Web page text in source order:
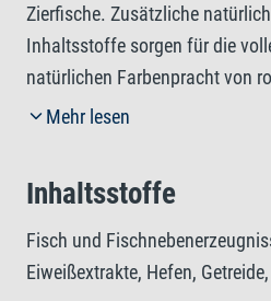
Zierfische. Zusätzliche
Inhaltsstoffe sorgen für die
natürlichen Farbenpracht von
Fischen. Die farbverstärkende
Wasser absinken und eignet
die in der mittleren
einzigartige Rezeptur mit
Mehr lesen
Inhaltsstoffe
Fisch und
Eiweißextrakte, Hefen,